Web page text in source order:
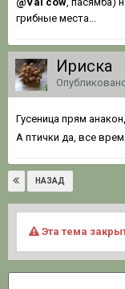
грибные места...
Ириска
Гусеница прям
А птички да, все
НАЗАД
Эта тема